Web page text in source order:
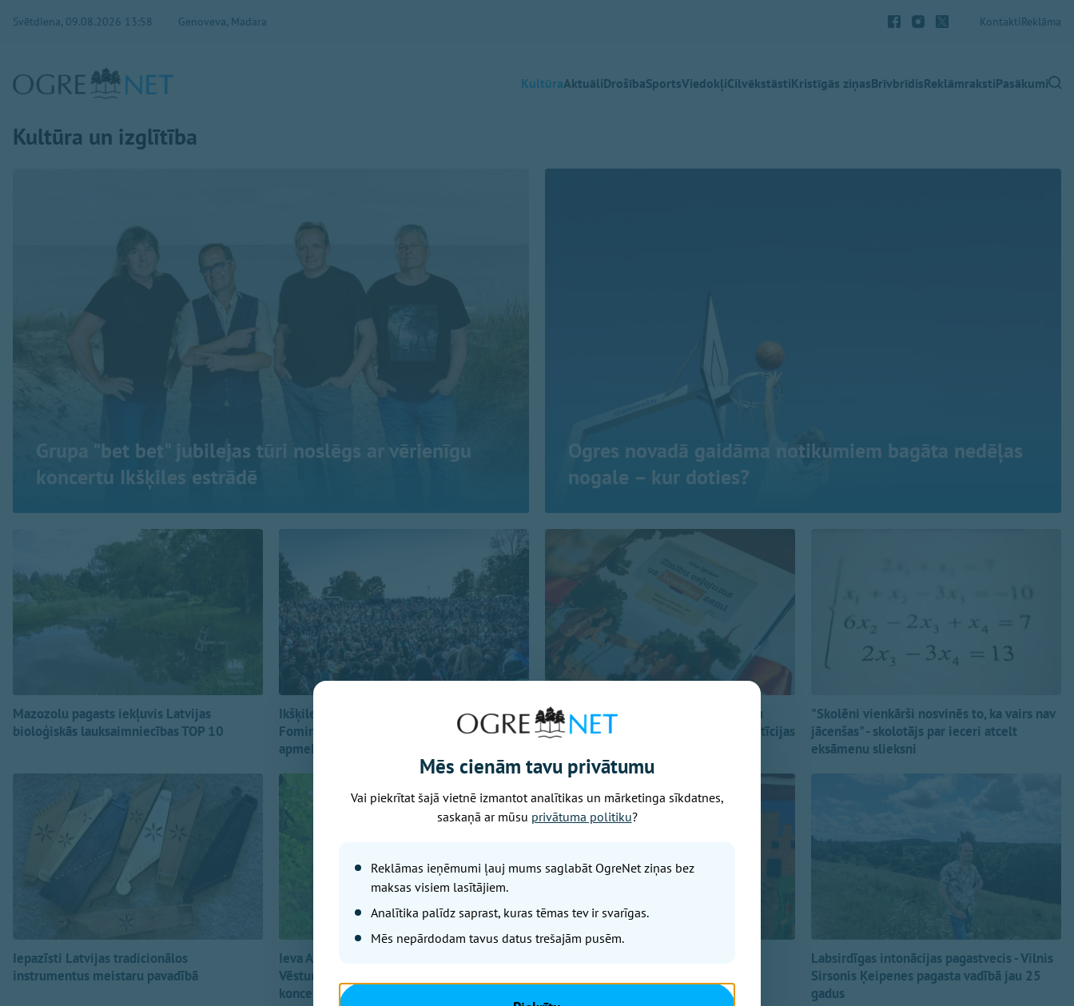
Svētdiena, 09.08.2026 13:58 Genoveva, Madara KontaktiReklāma
KultūraAktuāliDrošībaSportsViedokļiCilvēkstāstiKristīgās ziņasBrīvbrīdisReklāmrakstiPasākumi
Kultūra un izglītība
Grupa "bet bet" jubilejas tūri noslēgs ar vērienīgu
koncertu Ikšķiles estrādē
Ogres novadā gaidāma notikumiem bagāta nedēļas
nogale – kur doties?
Mazozolu pagasts iekļuvis Latvijas
bioloģiskās lauksaimniecības TOP 10
Ikšķiles estrādē notiks gan Tutas, gan Ivo
Fomina koncerts – lūk, kas jāņem vērā
apmeklētājiem
Izdota grāmata par uzturu un veselīgu
dzīvesveidu ar četrpadsmitgadīgās Letīcijas
"Skolēni vienkārši nosvinēs to, ka vairs nav
jācenšas" - skolotājs par ieceri atcelt
eksāmenu slieksni
Iepazīsti Latvijas tradicionālos
instrumentus meistaru pavadībā
Ieva Akuratere priecēs klausītājus Ogres
Vēstures un mākslas muzejā ar bezmaksas
koncertu
Labsirdīgas intonācijas pagastvecis - Vilnis
Sirsonis Ķeipenes pagasta vadībā jau 25
gadus
Mēs cienām tavu privātumu
Vai piekrītat šajā vietnē izmantot analītikas un mārketinga sīkdatnes,
saskaņā ar mūsu privātuma politiku?
Reklāmas ieņēmumi ļauj mums saglabāt OgreNet ziņas bez
maksas visiem lasītājiem.
Analītika palīdz saprast, kuras tēmas tev ir svarīgas.
Mēs nepārdodam tavus datus trešajām pusēm.